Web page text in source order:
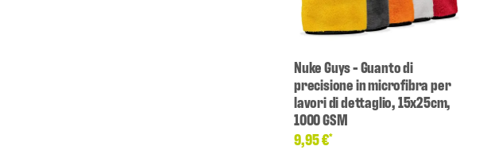
Nuke Guys - Guanto di
precisione in microfibra per
lavori di dettaglio, 15x25cm,
1000 GSM
9,95 €*